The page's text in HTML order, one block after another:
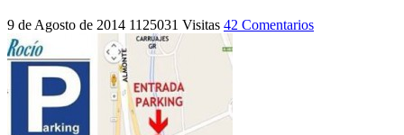
9 de Agosto de 2014 1125031 Visitas 42 Comentarios